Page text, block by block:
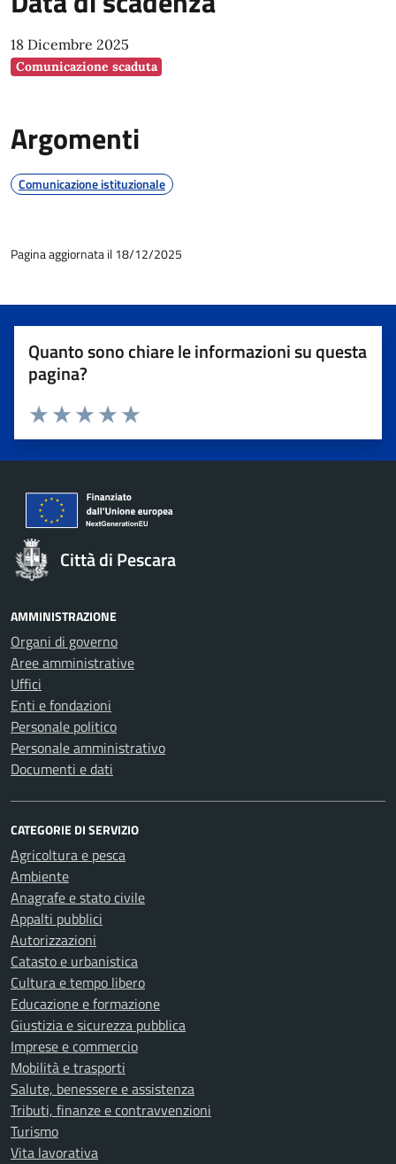
18 Dicembre 2025
Comunicazione scaduta
Argomenti
Comunicazione istituzionale
Pagina aggiornata il 18/12/2025
Quanto sono chiare le informazioni su questa
pagina?
Valuta 5 stelle su 5
Valuta 4 stelle su 5
Valuta 3 stelle su 5
Valuta 2 stelle su 5
Valuta 1 stelle su 5
Città di Pescara
AMMINISTRAZIONE
Organi di governo
Aree amministrative
Uffici
Enti e fondazioni
Personale politico
Personale amministrativo
Documenti e dati
CATEGORIE DI SERVIZIO
Agricoltura e pesca
Ambiente
Anagrafe e stato civile
Appalti pubblici
Autorizzazioni
Catasto e urbanistica
Cultura e tempo libero
Educazione e formazione
Giustizia e sicurezza pubblica
Imprese e commercio
Mobilità e trasporti
Salute, benessere e assistenza
Tributi, finanze e contravvenzioni
Turismo
Vita lavorativa